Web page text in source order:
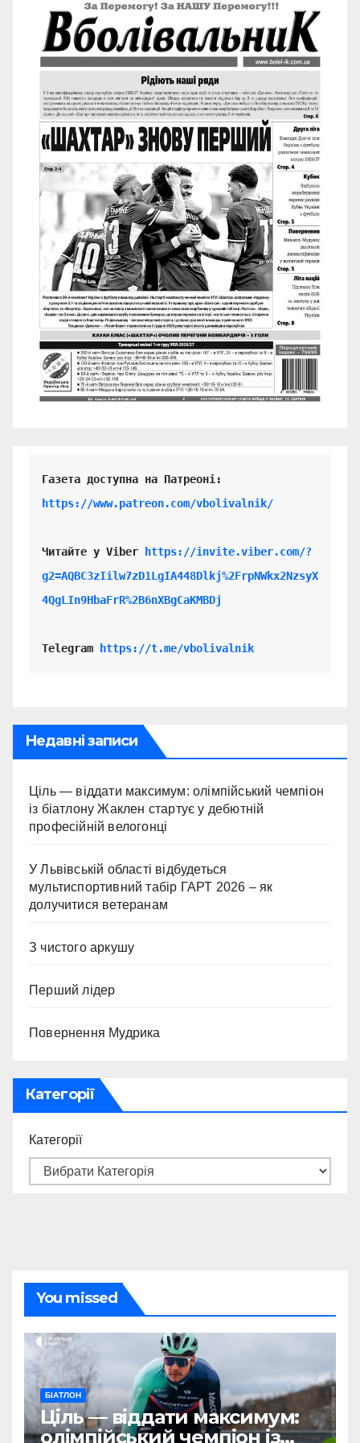
https://www.patreon.com/vbolivalnik/
Читайте у Viber
https://invite.viber.com/?
g2=AQBC3zIilw7zD1LgIA448Dlkj%2FrpNWkx2NzsyX
4QgLIn9HbaFrR%2B6nXBgCaKMBDj
Telegram https://t.me/vbolivalnik
Недавні записи
Ціль — віддати максимум: олімпійський чемпіон
із біатлону Жаклен стартує у дебютній
професійній велогонці
У Львівській області відбудеться
мультиспортивний табір ГАРТ 2026 – як
долучитися ветеранам
З чистого аркушу
Перший лідер
Повернення Мудрика
Категорії
Категорії
You missed
БІАТЛОН
Ціль — віддати максимум:
олімпійський чемпіон із